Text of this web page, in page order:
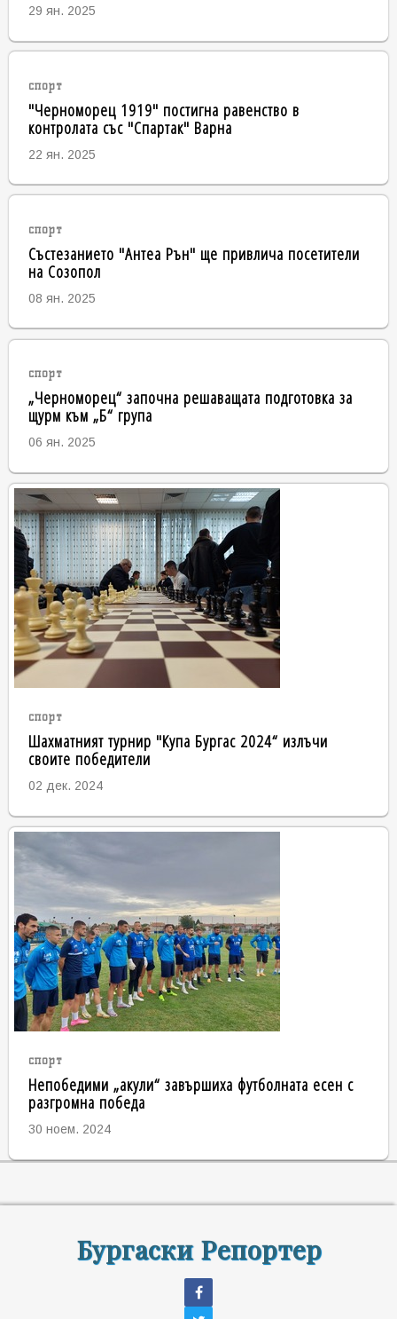
29 ян. 2025
спорт
"Черноморец 1919" постигна равенство в
контролата със "Спартак" Варна
22 ян. 2025
спорт
Състезанието "Антеа Рън" ще привлича посетители
на Созопол
08 ян. 2025
спорт
„Черноморец“ започна решаващата подготовка за
щурм към „Б“ група
06 ян. 2025
спорт
Шахматният турнир "Купа Бургас 2024“ излъчи
своите победители
02 дек. 2024
спорт
Непобедими „акули“ завършиха футболната есен с
разгромна победа
30 ноем. 2024
Бургаски Репортер